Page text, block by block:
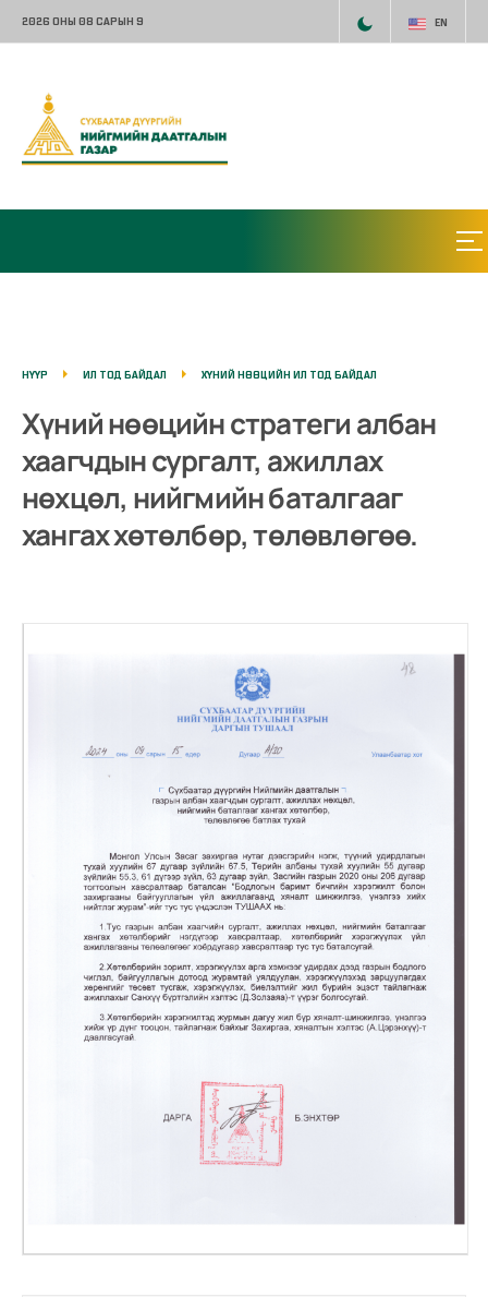
2026 ОНЫ 08 САРЫН 9 EN
НҮҮР ИЛ ТОД БАЙДАЛ ХҮНИЙ НӨӨЦИЙН ИЛ ТОД БАЙДАЛ
Хүний нөөцийн стратеги албан
хаагчдын сургалт, ажиллах
нөхцөл, нийгмийн баталгааг
хангах хөтөлбөр, төлөвлөгөө.